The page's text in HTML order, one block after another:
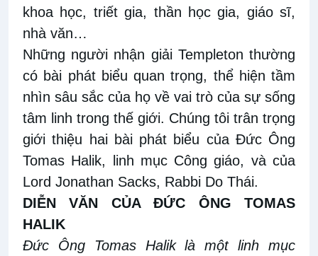
khoa học, triết gia, thần học gia, giáo sĩ,
nhà văn…
Những người nhận giải Templeton thường
có bài phát biểu quan trọng, thể hiện tầm
nhìn sâu sắc của họ về vai trò của sự sống
tâm linh trong thế giới. Chúng tôi trân trọng
giới thiệu hai bài phát biểu của Đức Ông
Tomas Halik, linh mục Công giáo, và của
Lord Jonathan Sacks, Rabbi Do Thái.
DIỄN VĂN CỦA ĐỨC ÔNG TOMAS
HALIK
Đức Ông Tomas Halik là một linh mục